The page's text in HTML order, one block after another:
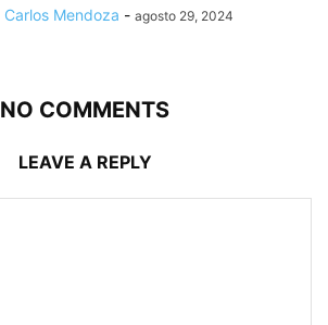
Carlos Mendoza - agosto 29, 2024
NO COMMENTS
LEAVE A REPLY